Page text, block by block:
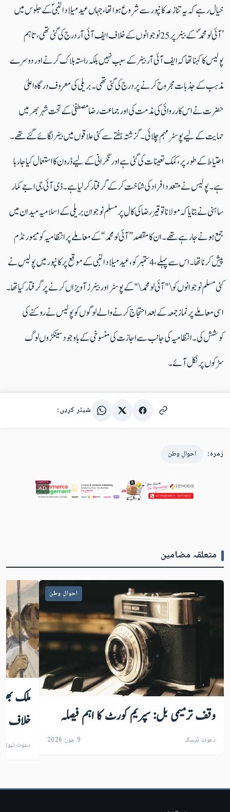
خیال رہے کہ یہ تنازعہ کانپور سے شروع ہوا تھا، جہاں عید میلاد النبیؐ کے جلوس میں
’آئی لو محمدؐ‘ کے بینر پر 25 نوجوانوں کے خلاف ایف آئی آر درج کی گئی تھی، تاہم
پولیس کا کہنا تھا کہ ایف آئی آر بینر کے سبب نہیں بلکہ راستہ بلاک کرنے اور دوسرے
مذہب کے جذبات مجروح کرنے پر درج کی گئی تھی۔بریلی کی معروف درگاہ اعلیٰ
حضرت نے اس کارروائی کی مذمت کی اور جماعت رضا مصطفیٰ کے تحت شہر بھر میں
حمایت کے لیے پوسٹر مہم چلائی۔ گزشتہ ہفتے سے کئی علاقوں میں بینر لگائے گئے تھے۔
احتیاط کے طور پر، کمک تعینات کی گئی ہے اور نگرانی کے لیے ڈرون کا استعمال کیا جا رہا
ہے۔ پولیس نے متعدد افراد کی شناخت کر کے گرفتار کر لیا ہے۔ ڈی آئی جی اجے کمار
ساہنی نے بتایا کہ مولانا توقیر رضا کی کال پر مسلم نوجوان بریلی کے اسلامیہ میدان میں
جمع ہونے جارہے تھے۔ ان کا مقصد ”آئی لو محمد“ کے معاملے پر انتظامیہ کو میمورنڈم
پیش کرنا تھا۔ اس سے پہلے، 4 ستمبر کو، عید میلاد النبی کے موقع پر کانپور میں پولیس نے
کئی مسلم نوجوانوں کو \"آئی لو محمد\" کے پوسٹر اور بینرز آویزاں کرنے پر گرفتار کیا تھا۔
اسی معاملے پر نماز جمعہ کے بعد احتجاج کرنے والے لوگوں کو پولیس نے روکنے کی
کوشش کی۔ انتظامیہ کی جانب سے اجازت کی منسوخی کے باوجود سینکڑوں لوگ
سڑکوں پر نکل آئے۔
شیئر کریں:
زمرہ: احوالِ وطن
AD
متعلقہ مضامین
احوالِ وطن
وقف ترمیمی بل: سپریم کورٹ کا اہم فیصلہ
دعوت ڈیسک 9 جون 2026
ملک
خلاف
دعوت نیوز